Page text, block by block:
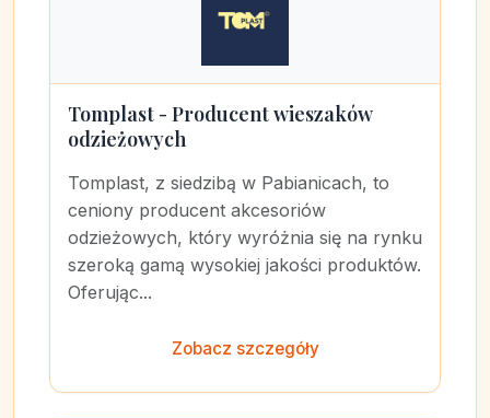
Tomplast - Producent wieszaków
odzieżowych
Tomplast, z siedzibą w Pabianicach, to
ceniony producent akcesoriów
odzieżowych, który wyróżnia się na rynku
szeroką gamą wysokiej jakości produktów.
Oferując...
Zobacz szczegóły